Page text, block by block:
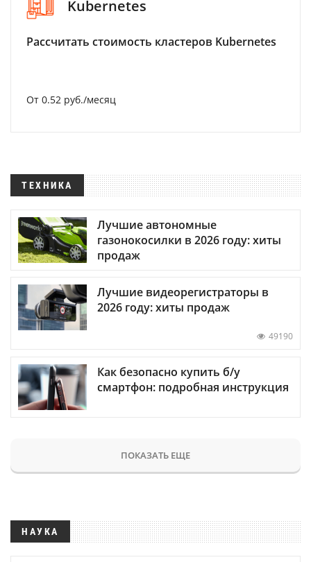
Kubernetes
Рассчитать стоимость кластеров Kubernetes
От 0.52 руб./месяц
ТЕХНИКА
Лучшие автономные
газонокосилки в 2026 году: хиты
продаж
Лучшие видеорегистраторы в
2026 году: хиты продаж
49190
Как безопасно купить б/у
смартфон: подробная инструкция
ПОКАЗАТЬ ЕЩЕ
НАУКА